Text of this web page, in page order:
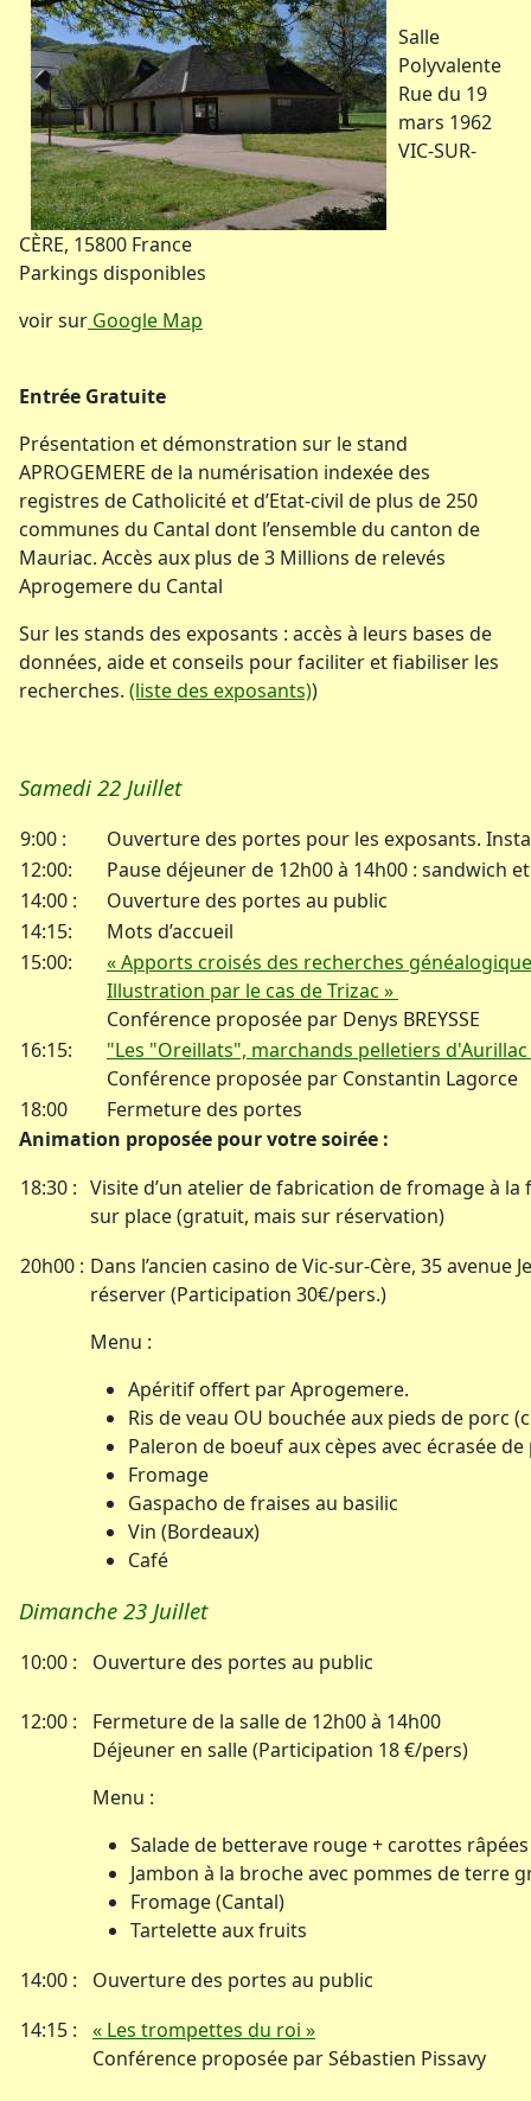
Salle
Polyvalente
Rue du 19
mars 1962
VIC-SUR-
CÈRE, 15800 France
Parkings disponibles
voir sur Google Map
Entrée Gratuite
Présentation et démonstration sur le stand
APROGEMERE de la numérisation indexée des
registres de Catholicité et d’Etat-civil de plus de 250
communes du Cantal dont l’ensemble du canton de
Mauriac. Accès aux plus de 3 Millions de relevés
Aprogemere du Cantal
Sur les stands des exposants : accès à leurs bases de
données, aide et conseils pour faciliter et fiabiliser les
recherches. (liste des exposants))
Samedi 22 Juillet
9:00 :
Ouverture des portes pour les exposants.
12:00:
Pause déjeuner de 12h00 à 14h00 : sandwich
14:00 :
Ouverture des portes au public
14:15:
Mots d’accueil
15:00:
« Apports croisés des recherches
Illustration par le cas de Trizac »
Conférence proposée par Denys BREYSSE
16:15:
"Les "Oreillats", marchands pelletiers
Conférence proposée par Constantin Lagorce
18:00
Fermeture des portes
Animation proposée pour votre soirée :
18:30 : Visite d’un atelier de fabrication de fromage à la
sur place (gratuit, mais sur réservation)
20h00 : Dans l’ancien casino de Vic-sur-Cère, 35
réserver (Participation 30€/pers.)
Menu :
Apéritif offert par Aprogemere.
Ris de veau OU bouchée aux pieds de porc
Paleron de boeuf aux cèpes avec écrasée
Fromage
Gaspacho de fraises au basilic
Vin (Bordeaux)
Café
Dimanche 23 Juillet
10:00 : Ouverture des portes au public
12:00 :
Fermeture de la salle de 12h00 à 14h00
Déjeuner en salle (Participation 18 €/pers)
Menu :
Salade de betterave rouge + carottes râpées
Jambon à la broche avec pommes de terre
Fromage (Cantal)
Tartelette aux fruits
14:00 :
Ouverture des portes au public
14:15 :
« Les trompettes du roi »
Conférence proposée par Sébastien Pissavy